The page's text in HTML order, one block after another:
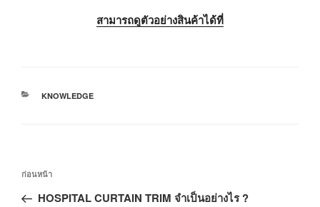
สามารถดูตัวอย่างสินค้าได้ที่
KNOWLEDGE
ก่อนหน้า
HOSPITAL CURTAIN TRIM จำเป็นอย่างไร ?